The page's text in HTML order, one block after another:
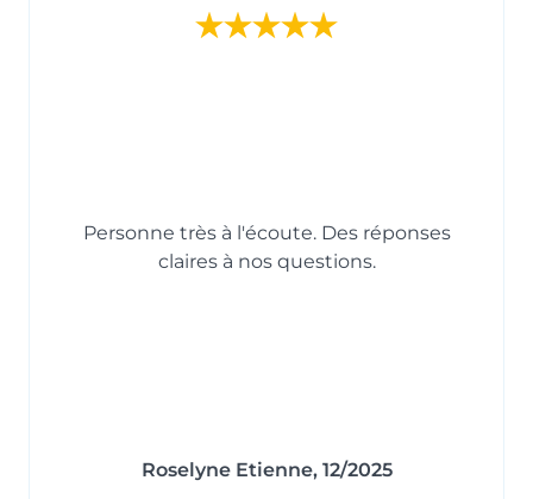
Personne très à l'écoute. Des réponses
claires à nos questions.
Roselyne Etienne, 12/2025